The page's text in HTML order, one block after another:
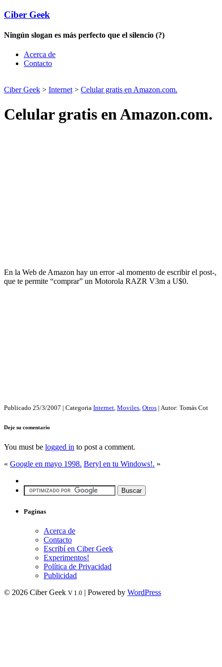
Ciber Geek
Ningún slogan es más perfecto que el silencio (?)
Acerca de
Contacto
Ciber Geek > Internet > Celular gratis en Amazon.com.
Celular gratis en Amazon.com.
En la Web de Amazon hay un error -al momento de escribir el post-,
que te permite “comprar” un Motorola RAZR V3m a U$0.
Publicado 25/3/2007 | Categoria Internet, Moviles, Otros | Autor: Tomás Cot
Deje su comentario
You must be logged in to post a comment.
« Google en mayo 1998. Beryl en tu Windows!. »
Paginas
Acerca de
Contacto
Escribí en Ciber Geek
Experimentos!
Política de Privacidad
Publicidad
© 2026 Ciber Geek V 1.0 | Powered by WordPress